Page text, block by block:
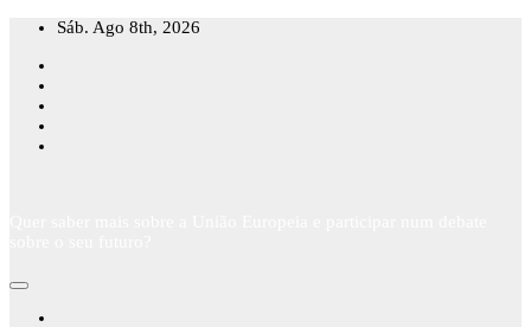
Skip
content
Sáb. Ago 8th, 2026